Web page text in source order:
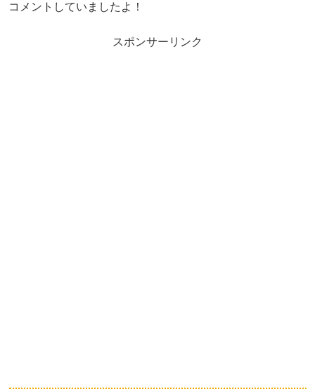
コメントしていましたよ！
スポンサーリンク